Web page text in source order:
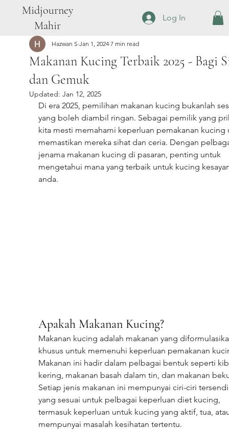
Midjourney
Mahir
Log In
Makanan Kucing Terbaik 2025 - Bagi
dan Gemuk
Hazwan S Jan 1, 2024 7 min read
Updated: Jan 12, 2025
Di era 2025, pemilihan makanan kucing bukanlah
yang boleh diambil ringan. Sebagai pemilik yang
kita mesti memahami keperluan pemakanan
memastikan mereka sihat dan ceria. Dengan
jenama makanan kucing di pasaran, penting untuk
mengetahui mana yang terbaik untuk kucing
anda.
Apakah Makanan Kucing?
Makanan kucing adalah makanan yang
khusus untuk memenuhi keperluan pemakanan
Makanan ini hadir dalam pelbagai bentuk seperti
kering, makanan basah dalam tin, dan makanan
Setiap jenis makanan ini mempunyai ciri-ciri
yang sesuai untuk pelbagai keperluan diet kucing,
termasuk keperluan untuk kucing yang aktif, tua,
mempunyai masalah kesihatan tertentu.